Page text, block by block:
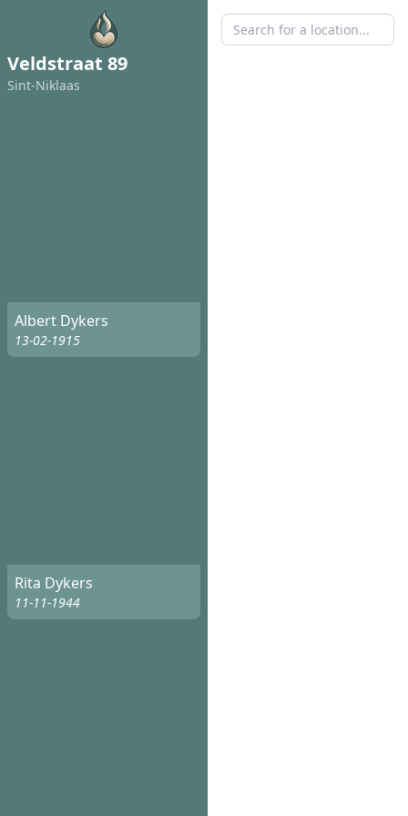
Veldstraat 89
Sint-Niklaas
Albert Dykers
13-02-1915
Rita Dykers
11-11-1944